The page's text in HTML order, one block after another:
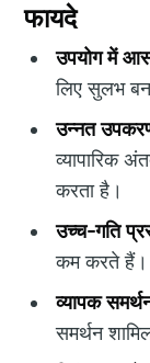
फायदे
उपयोग में
लिए सुलभ
उन्नत
व्यापारिक
करता है।
उच्च-गति
कम करते हैं।
व्यापक
समर्थन